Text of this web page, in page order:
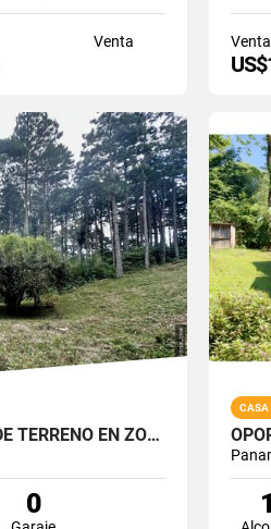
Venta Venta
OPORTUNIDAD! SE VENDE TERRENO EN ZONA ALTA - ALTOS DEL MARIA
0
CASA
1